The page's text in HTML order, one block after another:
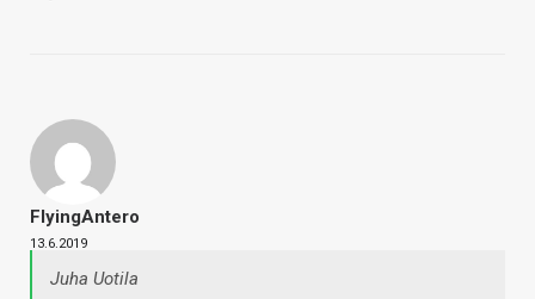
FlyingAntero
13.6.2019
Juha Uotila